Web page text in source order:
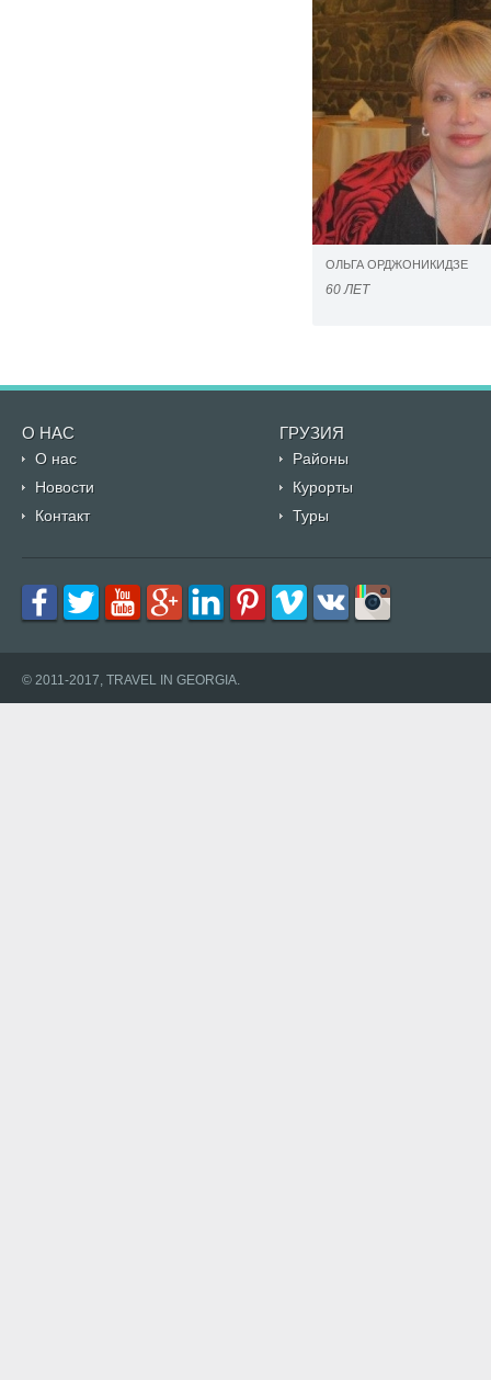
ОЛЬГА ОРДЖОНИКИДЗЕ
60 ЛЕТ
О НАС ГРУЗИЯ
О нас
Районы
Новости
Курорты
Контакт
Туры
© 2011-2017, TRAVEL IN GEORGIA.